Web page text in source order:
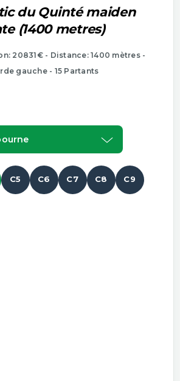
du Quinté maiden
(1400 metres)
20831€ - Distance: 1400 mètres -
gauche - 15 Partants
C5 C6 C7 C8 C9